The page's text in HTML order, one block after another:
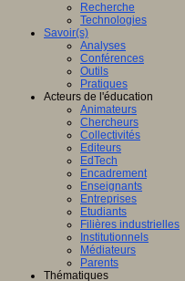
Recherche
Technologies
Savoir(s)
Analyses
Conférences
Outils
Pratiques
Acteurs de l'éducation
Animateurs
Chercheurs
Collectivités
Editeurs
EdTech
Encadrement
Enseignants
Entreprises
Etudiants
Filières industrielles
Institutionnels
Médiateurs
Parents
Thématiques